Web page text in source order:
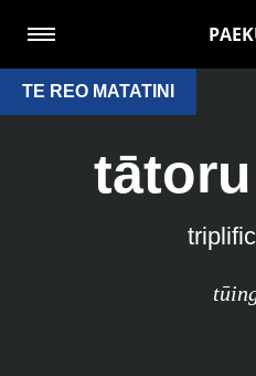
TE REO MATATINI
tātoru